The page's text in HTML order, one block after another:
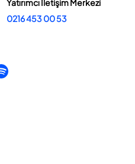
Yatırımcı İletişim Merkezi
0216 453 00 53